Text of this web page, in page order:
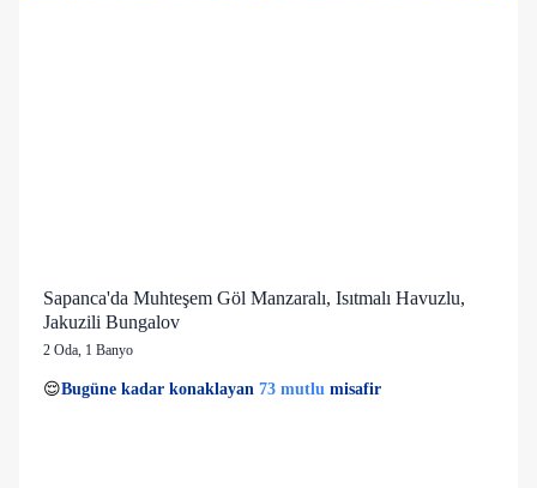
Sapanca'da Muhteşem Göl Manzaralı, Isıtmalı Havuzlu,
Jakuzili Bungalov
2 Oda, 1 Banyo
👀Son 1 saatte53 kişigörüntüledi